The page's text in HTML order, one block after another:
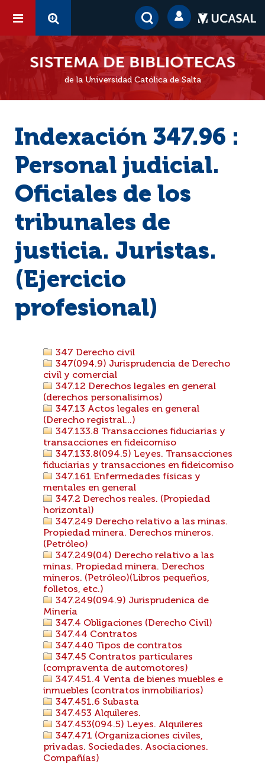
de la Universidad Católica de Salta
Indexación 347.96 :
Personal judicial.
Oficiales de los
tribunales de
justicia. Juristas.
(Ejercicio
profesional)
347 Derecho civil
347(094.9) Jurisprudencia de Derecho
civil y comercial
347.12 Derechos legales en general
(derechos personalisimos)
347.13 Actos legales en general
(Derecho registral...)
347.133.8 Transacciones fiduciarias y
transacciones en fideicomiso
347.133.8(094.5) Leyes. Transacciones
fiduciarias y transacciones en fideicomiso
347.161 Enfermedades físicas y
mentales en general
347.2 Derechos reales. (Propiedad
horizontal)
347.249 Derecho relativo a las minas.
Propiedad minera. Derechos mineros.
(Petróleo)
347.249(04) Derecho relativo a las
minas. Propiedad minera. Derechos
mineros. (Petróleo)(Libros pequeños,
folletos, etc.)
347.249(094.9) Jurisprudenica de
Minería
347.4 Obligaciones (Derecho Civil)
347.44 Contratos
347.440 Tipos de contratos
347.45 Contratos particulares
(compraventa de automotores)
347.451.4 Venta de bienes muebles e
inmuebles (contratos inmobiliarios)
347.451.6 Subasta
347.453 Alquileres.
347.453(094.5) Leyes. Alquileres
347.471 (Organizaciones civiles,
privadas. Sociedades. Asociaciones.
Compañías)